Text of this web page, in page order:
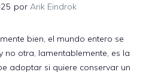
por Arik Eindrok
bien, el mundo entero se
no otra, lamentablemente, es la
adoptar si quiere conservar un